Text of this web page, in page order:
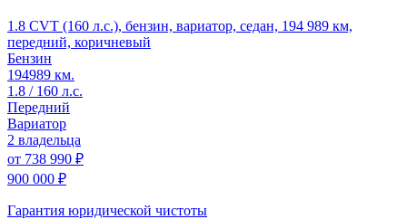
1.8 CVT (160 л.с.), бензин, вариатор, седан, 194 989 км,
передний, коричневый
Бензин
194989 км.
1.8 / 160 л.с.
Передний
Вариатор
2 владельца
от 738 990 ₽
900 000 ₽
Гарантия юридической чистоты